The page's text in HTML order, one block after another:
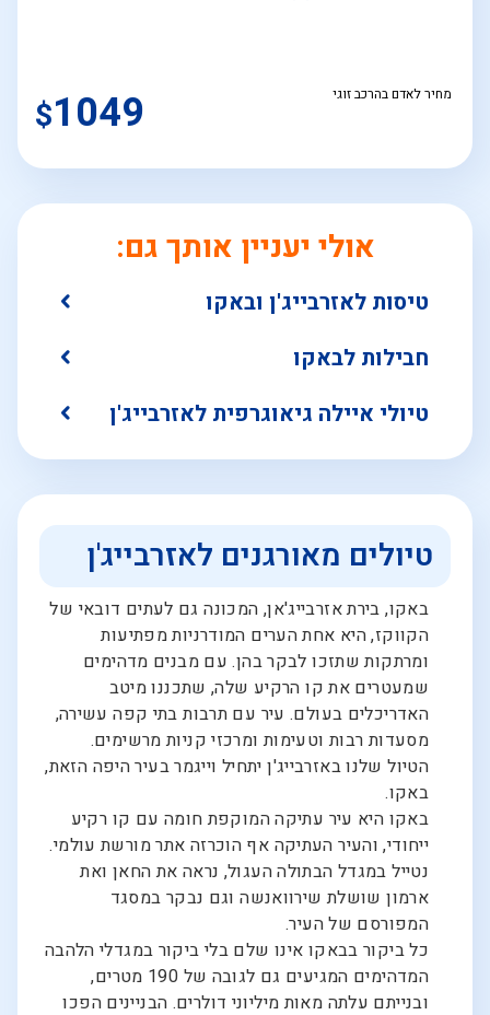
מחיר לאדם בהרכב זוגי $1049
אולי יעניין אותך גם:
טיסות לאזרבייג'ן ובאקו
חבילות לבאקו
טיולי איילה גיאוגרפית לאזרבייג'ן
טיולים מאורגנים לאזרבייג'ן
באקו, בירת אזרבייג'אן, המכונה גם לעתים דובאי של
הקווקז, היא אחת הערים המודרניות מפתיעות
ומרתקות שתזכו לבקר בהן. עם מבנים מדהימים
שמעטרים את קו הרקיע שלה, שתכננו מיטב
האדריכלים בעולם. עיר עם תרבות בתי קפה עשירה,
מסעדות רבות וטעימות ומרכזי קניות מרשימים.
הטיול שלנו באזרבייג'ן יתחיל וייגמר בעיר היפה הזאת,
באקו.
באקו היא עיר עתיקה המוקפת חומה עם קו רקיע
ייחודי, והעיר העתיקה אף הוכרזה אתר מורשת עולמי.
נטייל במגדל הבתולה העגול, נראה את החאן ואת
ארמון שושלת שירוואנשה וגם נבקר במסגד
המפורסם של העיר.
כל ביקור בבאקו אינו שלם בלי ביקור במגדלי הלהבה
המדהימים המגיעים גם לגובה של 190 מטרים,
ובנייתם עלתה מאות מיליוני דולרים. הבניינים הפכו